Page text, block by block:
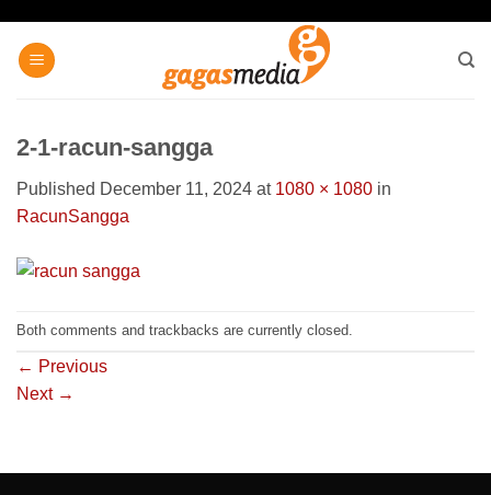
content
2-1-racun-sangga
Published December 11, 2024 at 1080 × 1080 in
RacunSangga
Both comments and trackbacks are currently closed.
← Previous
Next →